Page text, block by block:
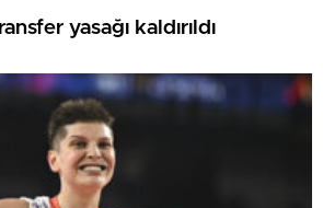
yasağı kaldırıldı